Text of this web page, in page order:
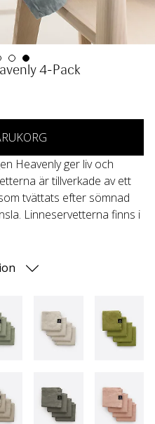
4-Pack
Heavenly ger liv och
är tillverkade av ett
tvättats efter sömnad
Linneservetterna finns i